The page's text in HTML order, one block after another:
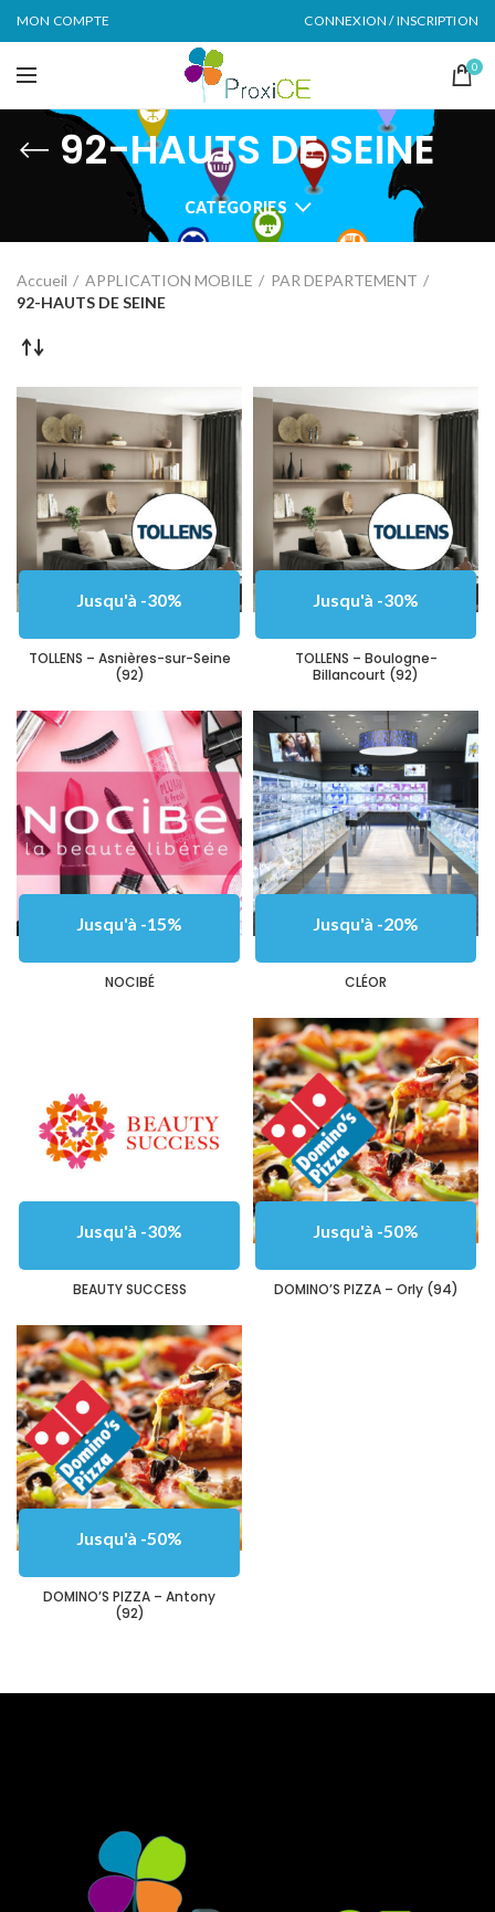
MON COMPTE CONNEXION / INSCRIPTION
0
92-HAUTS DE SEINE
CATEGORIES
Accueil APPLICATION MOBILE
PAR DEPARTEMENT
92-HAUTS DE SEINE
Jusqu'à -30%
TOLLENS – Asnières-sur-Seine
(92)
Jusqu'à -30%
TOLLENS – Boulogne-
Billancourt (92)
Jusqu'à -15%
NOCIBÉ
Jusqu'à -20%
CLÉOR
Jusqu'à -30%
BEAUTY SUCCESS
Jusqu'à -50%
DOMINO’S PIZZA – Orly (94)
Jusqu'à -50%
DOMINO’S PIZZA – Antony
(92)